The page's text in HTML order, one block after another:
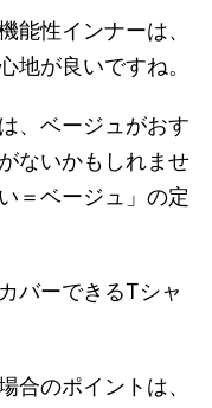
能性インナーは、
地が良いですね。
、ベージュがおす
ないかもしれませ
＝ベージュ」の定
バーできるTシャ
合のポイントは、